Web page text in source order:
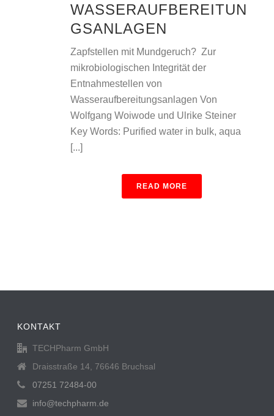
WASSERAUFBEREITUN
GSANLAGEN
Zapfstellen mit Mundgeruch?  Zur
mikrobiologischen Integrität der
Entnahmestellen von
Wasseraufbereitungsanlagen Von
Wolfgang Woiwode und Ulrike Steiner
Key Words: Purified water in bulk, aqua
[...]
READ MORE
KONTAKT
TECHPharm GmbH
Draisstraße 14, 76646 Bruchsal
07251 72484-00
info@techpharm.de